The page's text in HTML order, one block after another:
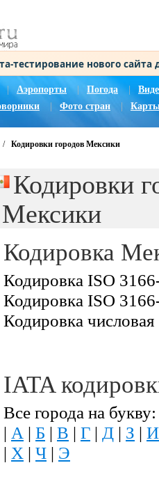
тестирование нового
| Аэропорты Погода |
Фото стран
/ Кодировки городов Мексики
Кодировки
Мексики
Кодировка
Кодировка ISO
Кодировка ISO
Кодировка
IATA
Все города на букву:
| А | Б | В | Г | Д | З | И
| Х | Ч | Э